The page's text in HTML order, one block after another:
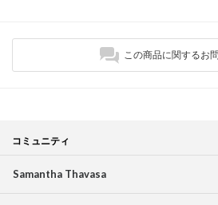
この商品に関するお
コミュニティ
Samantha Thavasa